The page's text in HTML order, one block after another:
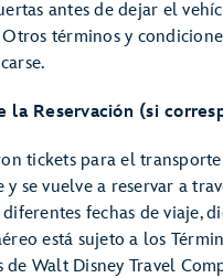
antes de dejar el
términos y
la Reservación (si
tickets para el
y se vuelve a reservar a
fechas de viaje,
está sujeto a los
de Walt Disney Travel